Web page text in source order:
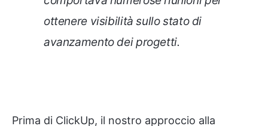
ottenere visibilità sullo stato di
avanzamento dei progetti.
Prima di ClickUp, il nostro approccio alla